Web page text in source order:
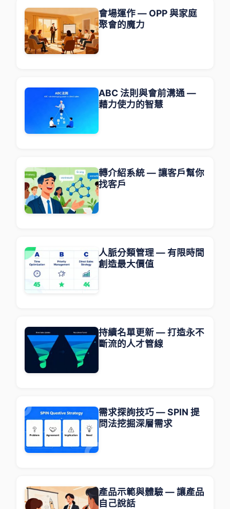
會場運作 — OPP 與家庭
聚會的魔力
ABC 法則與會前溝通 —
藉力使力的智慧
轉介紹系統 — 讓客戶幫你
找客戶
人脈分類管理 — 有限時間
創造最大價值
持續名單更新 — 打造永不
斷流的人才管線
需求探詢技巧 — SPIN 提
問法挖掘深層需求
產品示範與體驗 — 讓產品
自己說話